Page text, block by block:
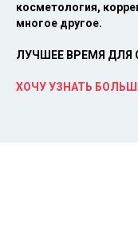
косметология,
многое другое.
ЛУЧШЕЕ ВРЕМЯ ДЛЯ
ХОЧУ УЗНАТЬ